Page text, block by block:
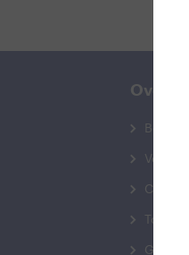
Over
Contact